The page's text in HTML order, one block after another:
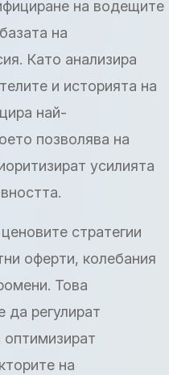
на водещите
на
Като анализира
и историята на
най-
позволява на
усилията
стратегии
оферти, колебания
Това
да регулират
на